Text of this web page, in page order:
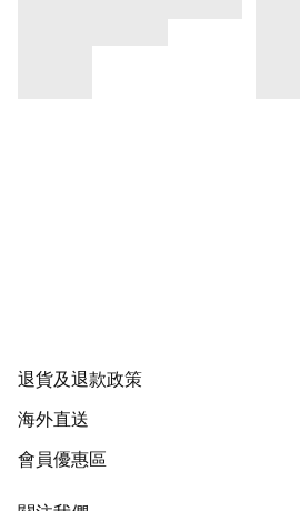
退貨及退款政策
海外直送
會員優惠區